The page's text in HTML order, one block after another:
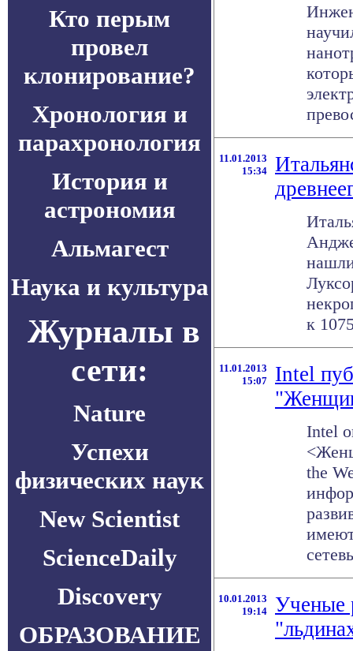
Кто перым
провел
клонирование?
Хронология и
парахронология
История и
астрономия
Альмагест
Наука и культура
Журналы в
сети:
Nature
Успехи
физических наук
New Scientist
ScienceDaily
Discovery
ОБРАЗОВАНИЕ
11.01.2013
15:34
к
11.01.2013
15:07
Intel
Intel
the
10.01.2013
19:14
Ученые